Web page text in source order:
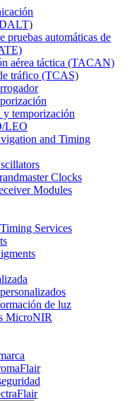
pruebas automáticas de
aérea táctica (TACAN)
tráfico (TCAS)
y temporización
LEO
and Timing
Clocks
Modules
Services
de luz
MicroNIR